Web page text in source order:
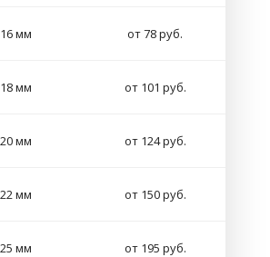
мм от 78 руб.
мм от 101 руб.
мм от 124 руб.
мм от 150 руб.
мм от 195 руб.